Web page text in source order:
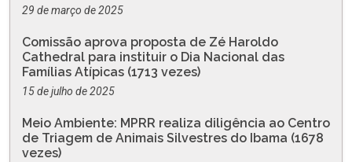
29 de março de 2025
Comissão aprova proposta de Zé Haroldo
Cathedral para instituir o Dia Nacional das
Famílias Atípicas (1713 vezes)
15 de julho de 2025
Meio Ambiente: MPRR realiza diligência ao Centro
de Triagem de Animais Silvestres do Ibama (1678
vezes)